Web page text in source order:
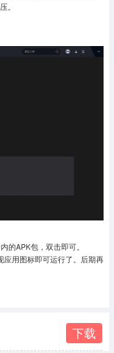
。
的APK包，双击即可。
用图标即可运行了。 后期再
下载